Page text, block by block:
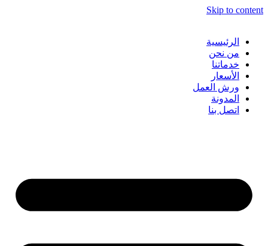
Skip to content
الرئيسية
من نحن
خدماتنا
الأسعار
ورش العمل
المدونة
اتصل بنا